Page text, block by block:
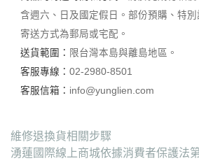
含週六、日及國定假日。部份預購、特
寄送方式為郵局或宅配。
送貨範圍： 限台灣本島與離島地區。
客服專線： 02-2980-8501
客服信箱： info@yunglien.com
維修退換貨相關步驟
湧蓮國際線上商城依據消費者保護法